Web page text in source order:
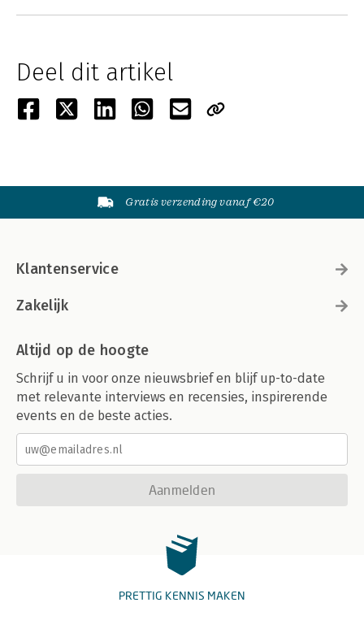
Deel dit artikel
Gratis verzending vanaf €20
Klantenservice
Zakelijk
Altijd op de hoogte
Schrijf u in voor onze nieuwsbrief en blijf up-to-date
met relevante interviews en recensies, inspirerende
events en de beste acties.
Aanmelden
PRETTIG KENNIS MAKEN